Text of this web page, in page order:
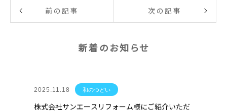
前の記事 次の記事
新着のお知らせ
2025.11.18 和のつどい
株式会社サンエースリフォーム様にご紹介いただ